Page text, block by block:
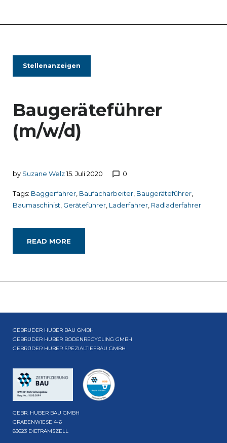
Stellenanzeigen
Baugeräteführer
(m/w/d)
by Suzane Welz15. Juli 2020 chat_bubble_outline 0
Tags: Baggerfahrer Baufacharbeiter Baugeräteführer
Baumaschinist Geräteführer Laderfahrer Radladerfahrer
READ MORE
GEBRÜDER HUBER BAU GMBH
GEBRÜDER HUBER BODENRECYCLING GMBH
GEBRÜDER HUBER SPEZIALTIEFBAU GMBH
GEBR. HUBER BAU GMBH
GRABENWIESE 4-6
83623 DIETRAMSZELL